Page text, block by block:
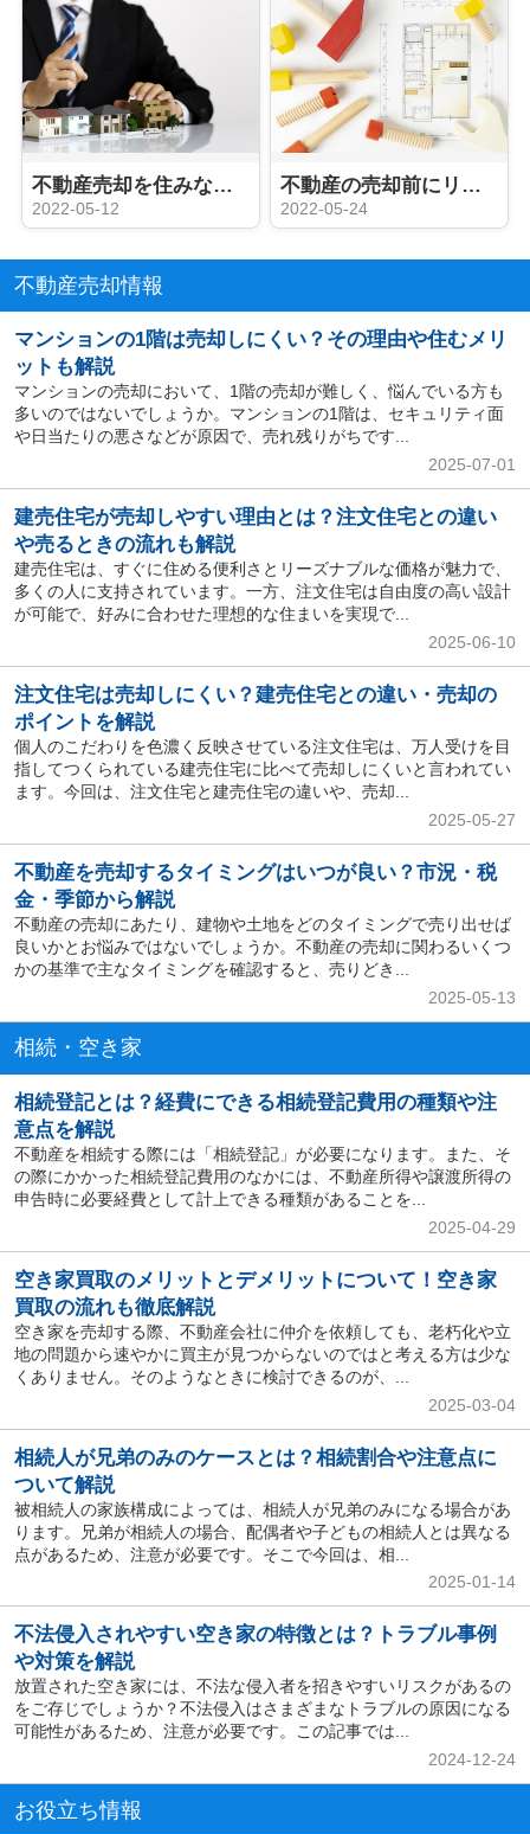
不動産売却を住みながらおこなう方法と注意点をご紹介
2022-05-12
不動産の売却前にリフォームは必要なし！もしおこなう場合の費用の目安は？
2022-05-24
不動産売却情報
マンションの1階は売却しにくい？その理由や住むメリ
ットも解説
マンションの売却において、1階の売却が難しく、悩んでいる方も
多いのではないでしょうか。マンションの1階は、セキュリティ面
や日当たりの悪さなどが原因で、売れ残りがちです...
2025-07-01
建売住宅が売却しやすい理由とは？注文住宅との違い
や売るときの流れも解説
建売住宅は、すぐに住める便利さとリーズナブルな価格が魅力で、
多くの人に支持されています。一方、注文住宅は自由度の高い設計
が可能で、好みに合わせた理想的な住まいを実現で...
2025-06-10
注文住宅は売却しにくい？建売住宅との違い・売却の
ポイントを解説
個人のこだわりを色濃く反映させている注文住宅は、万人受けを目
指してつくられている建売住宅に比べて売却しにくいと言われてい
ます。今回は、注文住宅と建売住宅の違いや、売却...
2025-05-27
不動産を売却するタイミングはいつが良い？市況・税
金・季節から解説
不動産の売却にあたり、建物や土地をどのタイミングで売り出せば
良いかとお悩みではないでしょうか。不動産の売却に関わるいくつ
かの基準で主なタイミングを確認すると、売りどき...
2025-05-13
相続・空き家
相続登記とは？経費にできる相続登記費用の種類や注
意点を解説
不動産を相続する際には「相続登記」が必要になります。また、そ
の際にかかった相続登記費用のなかには、不動産所得や譲渡所得の
申告時に必要経費として計上できる種類があることを...
2025-04-29
空き家買取のメリットとデメリットについて！空き家
買取の流れも徹底解説
空き家を売却する際、不動産会社に仲介を依頼しても、老朽化や立
地の問題から速やかに買主が見つからないのではと考える方は少な
くありません。そのようなときに検討できるのが、...
2025-03-04
相続人が兄弟のみのケースとは？相続割合や注意点に
ついて解説
被相続人の家族構成によっては、相続人が兄弟のみになる場合があ
ります。兄弟が相続人の場合、配偶者や子どもの相続人とは異なる
点があるため、注意が必要です。そこで今回は、相...
2025-01-14
不法侵入されやすい空き家の特徴とは？トラブル事例
や対策を解説
放置された空き家には、不法な侵入者を招きやすいリスクがあるの
をご存じでしょうか？不法侵入はさまざまなトラブルの原因になる
可能性があるため、注意が必要です。この記事では...
2024-12-24
お役立ち情報